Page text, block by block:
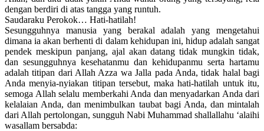
dengan berdiri di atas tangga yang runtuh.
Saudaraku Perokok… Hati-hatilah!
Sesungguhnya manusia yang berakal adalah yang mengetahui
dimana ia akan berhenti di dalam kehidupan ini, hidup adalah sangat
pendek meskipun panjang, ajal akan datang tidak mungkin tidak,
dan sesungguhnya kesehatanmu dan kehidupanmu serta hartamu
adalah titipan dari Allah Azza wa Jalla pada Anda, tidak halal bagi
Anda menyia-nyiakan titipan tersebut, maka hati-hatilah untuk itu,
semoga Allah selalu memberkahi Anda dan menyadarkan Anda dari
kelalaian Anda, dan menimbulkan taubat bagi Anda, dan mintalah
dari Allah pertolongan, sungguh Nabi Muhammad shallallahu ‘alaihi
wasallam bersabda: